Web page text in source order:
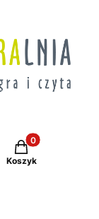
Produkty w
Koszyk